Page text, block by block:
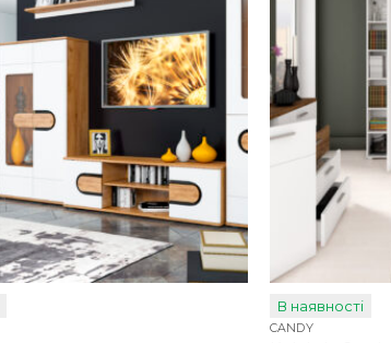
В наявності
CANDY